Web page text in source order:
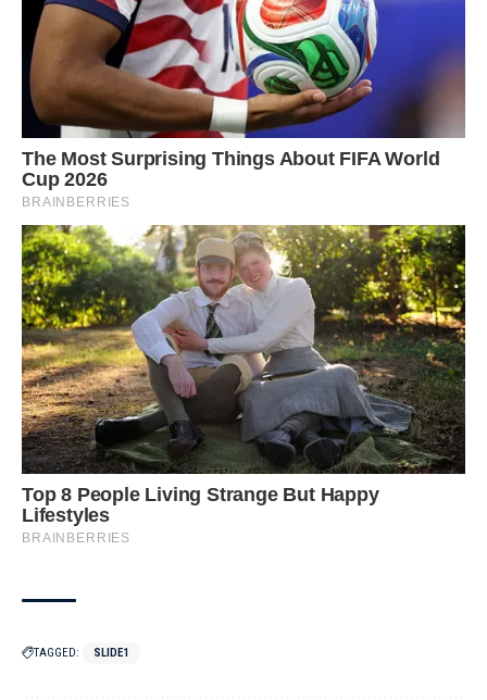
TAGGED: SLIDE1